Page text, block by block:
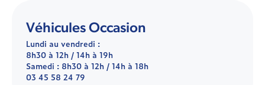
Véhicules Occasion
Lundi au vendredi :
8h30 à 12h / 14h à 19h
Samedi : 8h30 à 12h / 14h à 18h
03 45 58 24 79